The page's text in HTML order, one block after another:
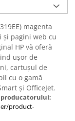
magenta
pagini web cu
HP vă oferă
ușor de
cartușul de
cu o gamă
și OfficeJet.
product-